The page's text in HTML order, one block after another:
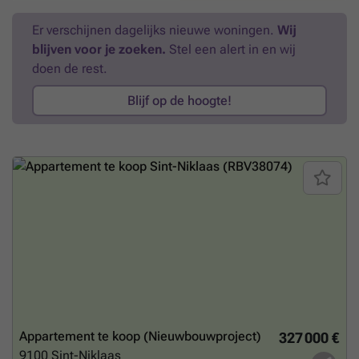
uitgerust met een systeem van collectieve geothermie waarmee
energie op een duurzame manier uit de bodem wordt
gehaald.Interesse of vragen? Meer info op matexi.be/sint-niklaas of
contacteer vrijblijvend onze sales consultant op ###
Er verschijnen dagelijks nieuwe woningen. Wij
blijven voor je zoeken. Stel een alert in en wij
doen de rest.
Blijf op de hoogte!
327 000 €
Appartement te koop (Nieuwbouwproject)
9100 Sint-Niklaas